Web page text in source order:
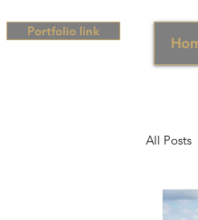
Portfolio link
All Posts